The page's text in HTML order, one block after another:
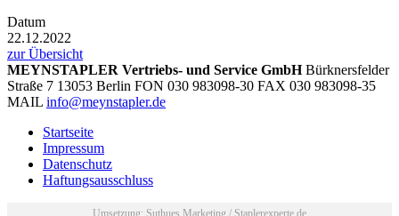
Datum
22.12.2022
zur Übersicht
MEYNSTAPLER Vertriebs- und Service GmbHBürknersfelder
Straße 7 13053 Berlin FON 030 983098-30 FAX 030 983098-35
MAIL info@meynstapler.de
Startseite
Impressum
Datenschutz
Haftungsausschluss
Umsetzung: Suthues Marketing / Staplerexperte.de